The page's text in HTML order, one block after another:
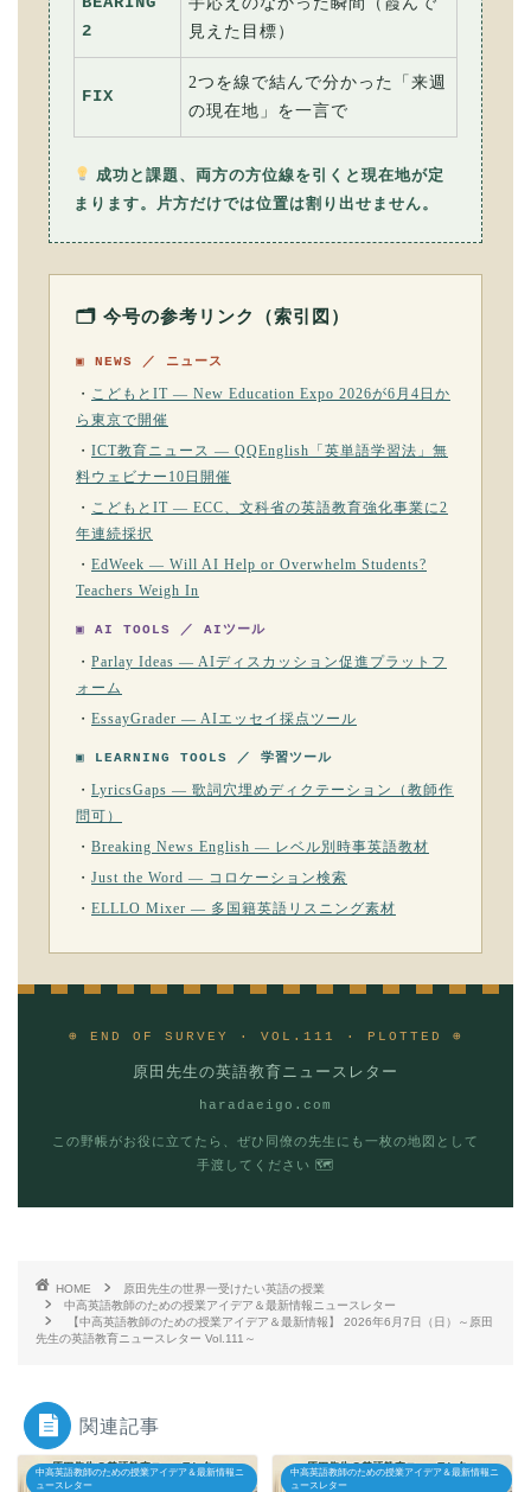
2
見えた目標）
FIX
2つを線で結んで分かった「来週
の現在地」を一言で
成功と課題、両方の方位線を引くと現在地が定
まります。片方だけでは位置は割り出せません。
🗂 今号の参考リンク（索引図）
▣ NEWS ／ ニュース
・ こどもとIT — New Education Expo 2026が6月4日か
ら東京で開催
・ ICT教育ニュース — QQEnglish「英単語学習法」無
料ウェビナー10日開催
・ こどもとIT — ECC、文科省の英語教育強化事業に2
年連続採択
・ EdWeek — Will AI Help or Overwhelm Students?
Teachers Weigh In
▣ AI TOOLS ／ AIツール
・ Parlay Ideas — AIディスカッション促進プラットフ
ォーム
・ EssayGrader — AIエッセイ採点ツール
▣ LEARNING TOOLS ／ 学習ツール
・ LyricsGaps — 歌詞穴埋めディクテーション（教師作
問可）
・ Breaking News English — レベル別時事英語教材
・ Just the Word — コロケーション検索
・ ELLLO Mixer — 多国籍英語リスニング素材
⊕ END OF SURVEY · VOL.111 · PLOTTED ⊕
原田先生の英語教育ニュースレター
haradaeigo.com
この野帳がお役に立てたら、ぜひ同僚の先生にも一枚の地図として
手渡してください 🗺
HOME
原田先生の世界一受けたい英語の授業
中高英語教師のための授業アイデア＆最新情報ニュースレター
【中高英語教師のための授業アイデア＆最新情報】 2026年6月7日（日）～原田
先生の英語教育ニュースレター Vol.111～
関連記事
中高英語教師のための授業アイデア＆最新情報ニ
ュースレター
中高英語教師のための授業アイデア＆最新情報ニ
ュースレター